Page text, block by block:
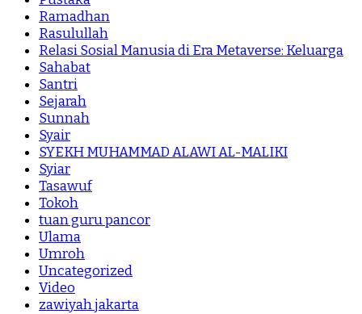
Ramadhan
Rasulullah
Relasi Sosial Manusia di Era Metaverse: Keluarga
Sahabat
Santri
Sejarah
Sunnah
Syair
SYEKH MUHAMMAD ALAWI AL-MALIKI
Syiar
Tasawuf
Tokoh
tuan guru pancor
Ulama
Umroh
Uncategorized
Video
zawiyah jakarta